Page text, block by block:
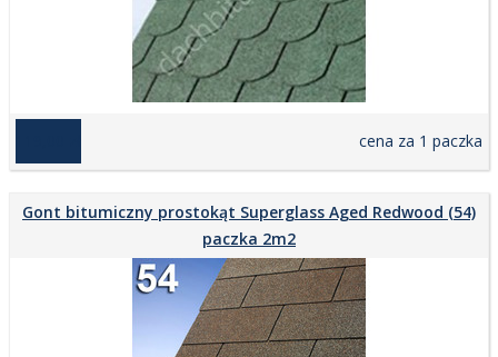
cena za 1 paczka
Gont bitumiczny prostokąt Superglass Aged Redwood (54)
paczka 2m2